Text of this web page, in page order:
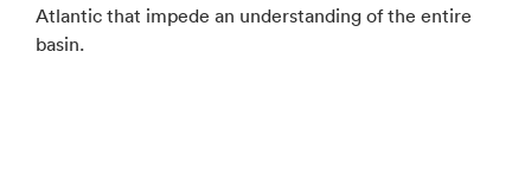
Atlantic that impede an understanding of the entire
basin.